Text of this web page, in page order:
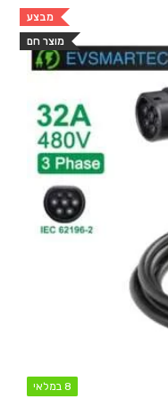
מבצע
מוצר חם
8 במלאי
8 במלאי